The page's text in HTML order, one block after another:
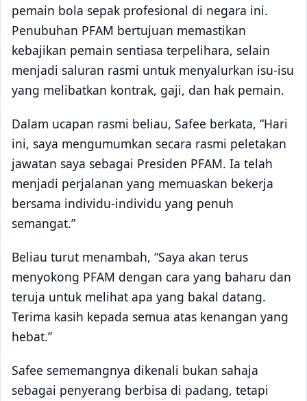
pemain bola sepak profesional di negara ini.
Penubuhan PFAM bertujuan memastikan
kebajikan pemain sentiasa terpelihara, selain
menjadi saluran rasmi untuk menyalurkan isu-isu
yang melibatkan kontrak, gaji, dan hak pemain.
Dalam ucapan rasmi beliau, Safee berkata, “Hari
ini, saya mengumumkan secara rasmi peletakan
jawatan saya sebagai Presiden PFAM. Ia telah
menjadi perjalanan yang memuaskan bekerja
bersama individu-individu yang penuh
semangat.”
Beliau turut menambah, “Saya akan terus
menyokong PFAM dengan cara yang baharu dan
teruja untuk melihat apa yang bakal datang.
Terima kasih kepada semua atas kenangan yang
hebat.”
Safee sememangnya dikenali bukan sahaja
sebagai penyerang berbisa di padang, tetapi